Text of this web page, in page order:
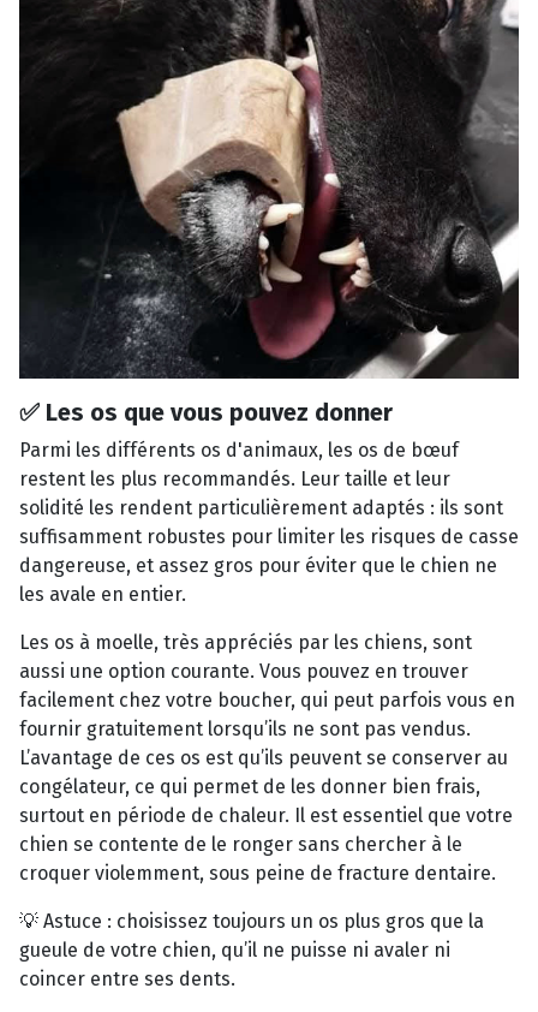
✅ Les os que vous pouvez donner
Parmi les différents os d'animaux, les os de bœuf
restent les plus recommandés. Leur taille et leur
solidité les rendent particulièrement adaptés : ils sont
suffisamment robustes pour limiter les risques de casse
dangereuse, et assez gros pour éviter que le chien ne
les avale en entier.
Les os à moelle, très appréciés par les chiens, sont
aussi une option courante. Vous pouvez en trouver
facilement chez votre boucher, qui peut parfois vous en
fournir gratuitement lorsqu’ils ne sont pas vendus.
L’avantage de ces os est qu’ils peuvent se conserver au
congélateur, ce qui permet de les donner bien frais,
surtout en période de chaleur. Il est essentiel que votre
chien se contente de le ronger sans chercher à le
croquer violemment, sous peine de fracture dentaire.
💡 Astuce : choisissez toujours un os plus gros que la
gueule de votre chien, qu’il ne puisse ni avaler ni
coincer entre ses dents.